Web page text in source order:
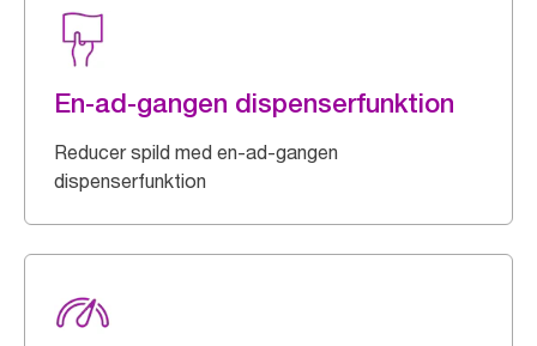
En-ad-gangen dispenserfunktion
Reducer spild med en-ad-gangen
dispenserfunktion